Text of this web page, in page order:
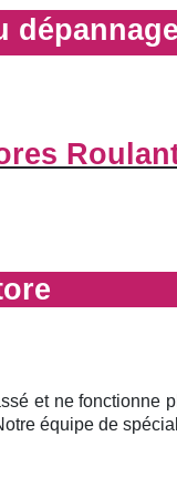
et ne fonctionne
équipe de